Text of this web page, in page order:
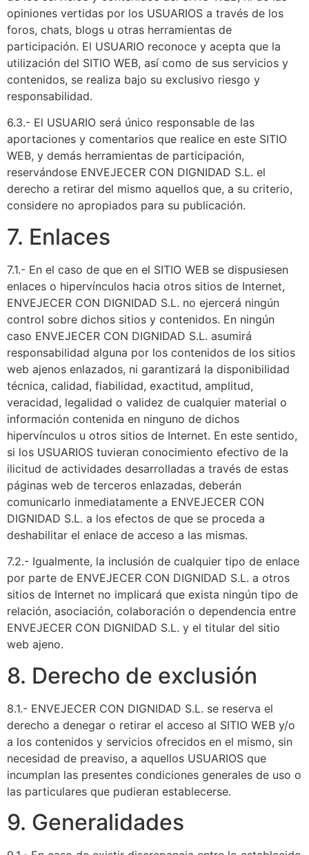
opiniones vertidas por los USUARIOS a través de los
foros, chats, blogs u otras herramientas de
participación. El USUARIO reconoce y acepta que la
utilización del SITIO WEB, así como de sus servicios y
contenidos, se realiza bajo su exclusivo riesgo y
responsabilidad.
6.3.- El USUARIO será único responsable de las
aportaciones y comentarios que realice en este SITIO
WEB, y demás herramientas de participación,
reservándose ENVEJECER CON DIGNIDAD S.L. el
derecho a retirar del mismo aquellos que, a su criterio,
considere no apropiados para su publicación.
7. Enlaces
7.1.- En el caso de que en el SITIO WEB se dispusiesen
enlaces o hipervínculos hacia otros sitios de Internet,
ENVEJECER CON DIGNIDAD S.L. no ejercerá ningún
control sobre dichos sitios y contenidos. En ningún
caso ENVEJECER CON DIGNIDAD S.L. asumirá
responsabilidad alguna por los contenidos de los sitios
web ajenos enlazados, ni garantizará la disponibilidad
técnica, calidad, fiabilidad, exactitud, amplitud,
veracidad, legalidad o validez de cualquier material o
información contenida en ninguno de dichos
hipervínculos u otros sitios de Internet. En este sentido,
si los USUARIOS tuvieran conocimiento efectivo de la
ilicitud de actividades desarrolladas a través de estas
páginas web de terceros enlazadas, deberán
comunicarlo inmediatamente a ENVEJECER CON
DIGNIDAD S.L. a los efectos de que se proceda a
deshabilitar el enlace de acceso a las mismas.
7.2.- Igualmente, la inclusión de cualquier tipo de enlace
por parte de ENVEJECER CON DIGNIDAD S.L. a otros
sitios de Internet no implicará que exista ningún tipo de
relación, asociación, colaboración o dependencia entre
ENVEJECER CON DIGNIDAD S.L. y el titular del sitio
web ajeno.
8. Derecho de exclusión
8.1.- ENVEJECER CON DIGNIDAD S.L. se reserva el
derecho a denegar o retirar el acceso al SITIO WEB y/o
a los contenidos y servicios ofrecidos en el mismo, sin
necesidad de preaviso, a aquellos USUARIOS que
incumplan las presentes condiciones generales de uso o
las particulares que pudieran establecerse.
9. Generalidades